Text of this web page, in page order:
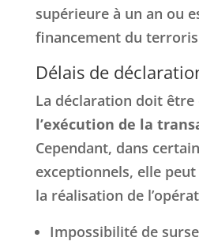
supérieure à un an ou
financement du
Délais de
La déclaration doit être
l’exécution de la
Cependant, dans
exceptionnels, elle
la réalisation de
Impossibilité de